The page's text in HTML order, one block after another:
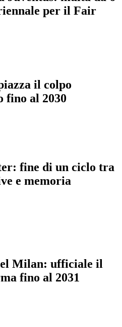
per il Fair
il colpo
al 2030
fine di un ciclo tra
e memoria
Milan: ufficiale il
fino al 2031